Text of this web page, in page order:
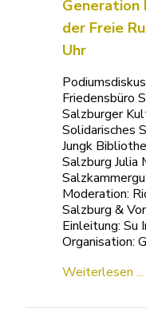
Generation
der Freie
Uhr
Friedensbüro
Salzburger
Solidarisches
Jungk
Salzburg Julia
Moderation:
Salzburg &
Einleitung: Su
Organisation:
Weiterlesen ...